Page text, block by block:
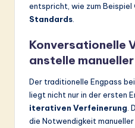
entspricht, wie zum Beispiel
Standards
Konversationelle
anstelle
Der traditionelle Engpass
liegt nicht nur in der ersten
iterativen Verfeinerung .
die Notwendigkeit